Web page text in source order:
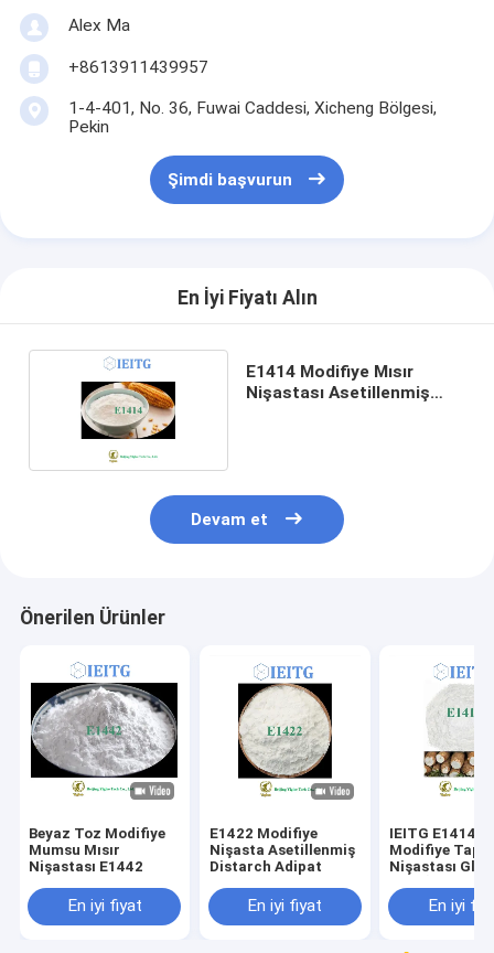
Alex Ma
+8613911439957
1-4-401, No. 36, Fuwai Caddesi, Xicheng Bölgesi,
Pekin
Şimdi başvurun
En İyi Fiyatı Alın
E1414 Modifiye Mısır
Nişastası Asetillenmiş
Devam et
Önerilen Ürünler
Beyaz Toz Modifiye
Mumsu Mısır
Nişastası E1442
En iyi fiyat
E1422 Modifiye
Nişasta Asetillenmiş
Distarch Adipat
En iyi fiyat
IEITG ​​E1414
Modifiye
Nişastası
En iyi